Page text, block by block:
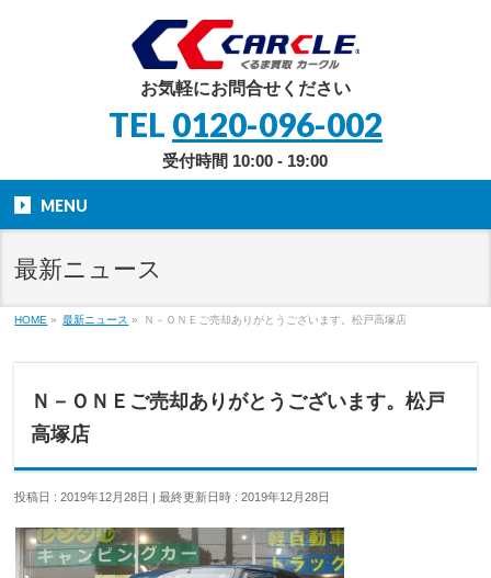
お気軽にお問合せください
TEL 0120-096-002
受付時間 10:00 - 19:00
MENU
最新ニュース
HOME » 最新ニュース » Ｎ－ＯＮＥご売却ありがとうございます。松戸高塚店
Ｎ－ＯＮＥご売却ありがとうございます。松戸
高塚店
投稿日 : 2019年12月28日 最終更新日時 : 2019年12月28日